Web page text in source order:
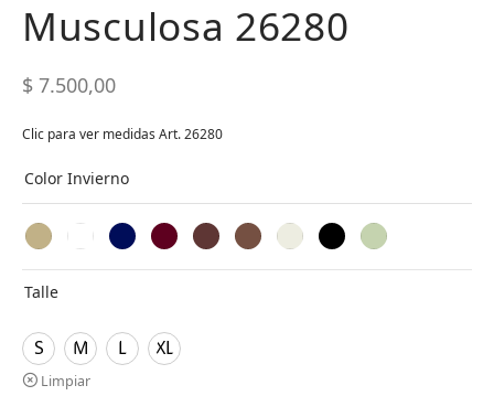
Musculosa 26280
$ 7.500,00
Clic para ver medidas Art. 26280
Color Invierno
Talle
S M L XL
Limpiar